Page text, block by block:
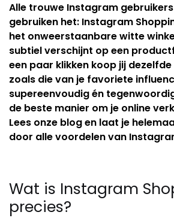
Alle trouwe Instagram
gebruiken het: Instagram
het onweerstaanbare witte
subtiel verschijnt op een
een paar klikken koop jij
zoals die van je favoriete
supereenvoudig én
de beste manier om je online
Lees onze blog en laat je
door alle voordelen van
Wat is Instagram
precies?